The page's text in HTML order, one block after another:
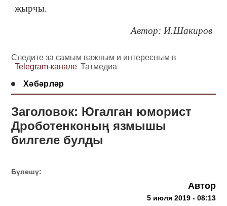
җырчы.
Автор: И.Шакиров
Следите за самым важным и интересным в
Telegram-канале Татмедиа
Хәбәрләр
Заголовок: Югалган юморист
Дроботенконың язмышы
билгеле булды
Бүлешү:
Автор
5 июля 2019 - 08:13